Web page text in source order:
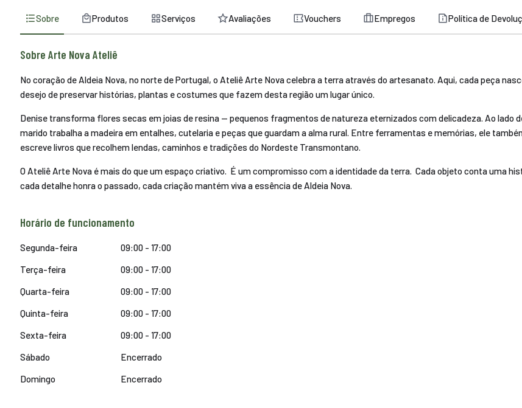
Sobre Produtos Serviços Avaliações Vouchers Empregos Política de
Sobre Arte Nova Ateliê
No coração de Aldeia Nova, no norte de Portugal, o Ateliê Arte Nova celebra a terra através do artesanato. Aqui, cada peça
desejo de preservar histórias, plantas e costumes que fazem desta região um lugar único.
Denise transforma flores secas em joias de resina — pequenos fragmentos de natureza eternizados com delicadeza. Ao lado
marido trabalha a madeira em entalhes, cutelaria e peças que guardam a alma rural. Entre ferramentas e memórias, ele
escreve livros que recolhem lendas, caminhos e tradições do Nordeste Transmontano.
O Ateliê Arte Nova é mais do que um espaço criativo. É um compromisso com a identidade da terra. Cada objeto conta uma
cada detalhe honra o passado, cada criação mantém viva a essência de Aldeia Nova.
Horário de funcionamento
Segunda-feira
09:00 - 17:00
Terça-feira
09:00 - 17:00
Quarta-feira
09:00 - 17:00
Quinta-feira
09:00 - 17:00
Sexta-feira
09:00 - 17:00
Sábado
Encerrado
Domingo
Encerrado